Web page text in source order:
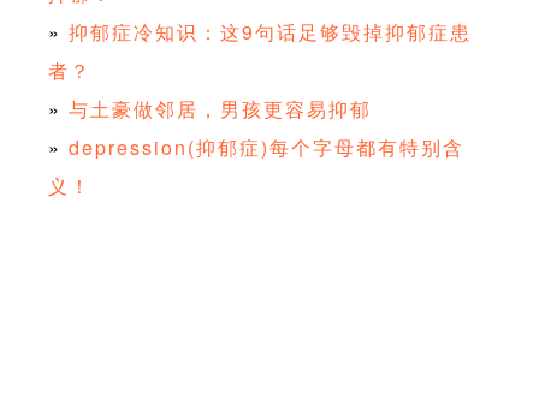
» 抑郁症冷知识：这9句话足够毁掉抑郁症患
者？
» 与土豪做邻居，男孩更容易抑郁
» depression(抑郁症)每个字母都有特别含
义！